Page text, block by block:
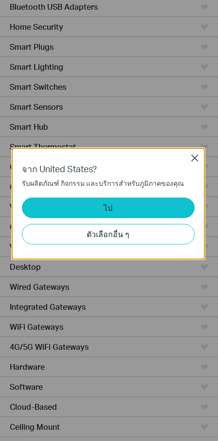
Bluetooth USB Adapters
Home Security
Smart Plugs
Smart Lighting
Smart Switches
Smart Sensors
Smart Hub
Smart Thermostat
Ceiling Mount
Outdoor
Wall Plate
GPON
Wireless Bridge
Desktop
Wired Gateways
Integrated Gateways
WiFi Gateways
4G/5G WiFi Gateways
Hardware
Software
Cloud-Based
Ceiling Mount
จาก United States?
รับผลิตภัณฑ์ กิจกรรม และบริการสำหรับภูมิภาคของคุณ
ไป
ตัวเลือกอื่น ๆ
Close